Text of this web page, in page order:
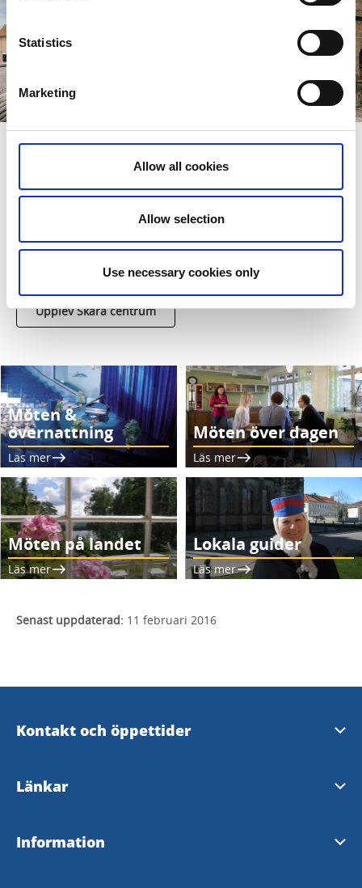
Statistics
Marketing
Allow all cookies
Allow selection
Use necessary cookies only
Historisk småstad med mysig atmosfär. När du besöker
Skara centrum är Skara domkyrkas siluett det första som
slår dig. Den pittoreska stadskärnan är dessutom kantad
besök i Skara centrum är alltid kantat av stadens 1000-åriga
Upplev Skara centrum
Möten &
övernattning
Läs mer
Möten över dagen
Läs mer
Möten på landet
Läs mer
Lokala guider
Läs mer
Senast uppdaterad: 11 februari 2016
Kontakt och öppettider
Skara Kontaktcenter
Länkar
Skara kommun
Information